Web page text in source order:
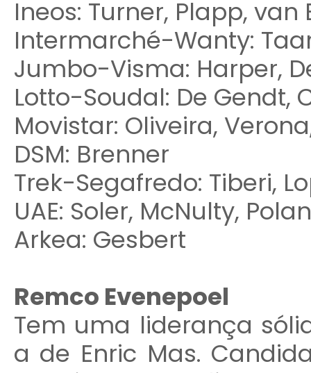
Ineos: Turner, Plapp,
Intermarché-Wanty:
Jumbo-Visma: Harper,
Lotto-Soudal: De Gendt,
Movistar: Oliveira,
DSM: Brenner
Trek-Segafredo: Tiberi,
UAE: Soler, McNulty,
Arkea: Gesbert
Remco Evenepoel
Tem uma liderança
a de Enric Mas.